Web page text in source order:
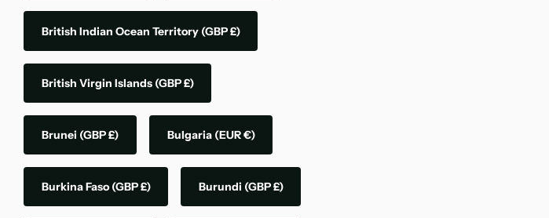
British Indian Ocean Territory (GBP £)
British Virgin Islands (GBP £)
Brunei (GBP £) Bulgaria (EUR €)
Burkina Faso(GBP £) Burundi (GBP £)